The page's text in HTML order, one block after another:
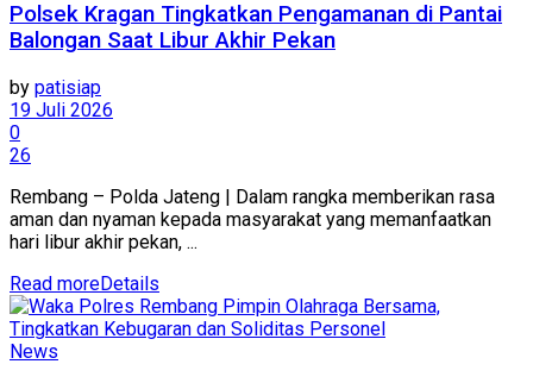
Polsek Kragan Tingkatkan Pengamanan di Pantai
Balongan Saat Libur Akhir Pekan
by patisiap
19 Juli 2026
0
26
Rembang – Polda Jateng | Dalam rangka memberikan rasa
aman dan nyaman kepada masyarakat yang memanfaatkan
hari libur akhir pekan, ...
Read moreDetails
News